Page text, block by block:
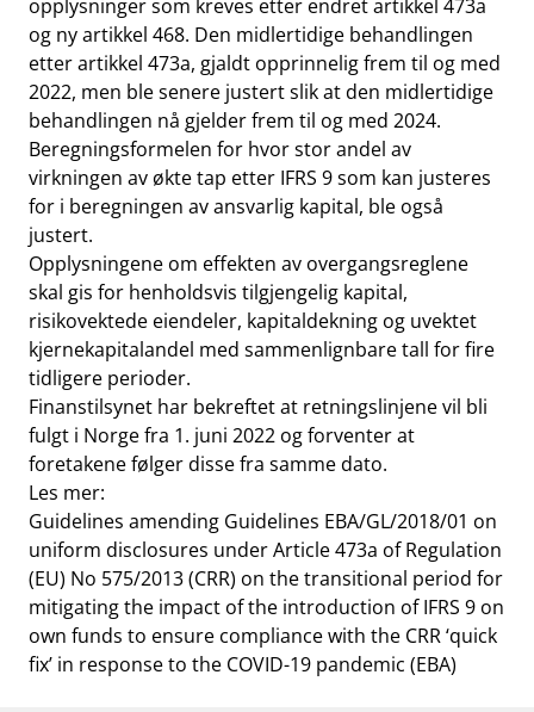
opplysninger som kreves etter endret artikkel 473a
og ny artikkel 468. Den midlertidige behandlingen
etter artikkel 473a, gjaldt opprinnelig frem til og med
2022, men ble senere justert slik at den midlertidige
behandlingen nå gjelder frem til og med 2024.
Beregningsformelen for hvor stor andel av
virkningen av økte tap etter IFRS 9 som kan justeres
for i beregningen av ansvarlig kapital, ble også
justert.
Opplysningene om effekten av overgangsreglene
skal gis for henholdsvis tilgjengelig kapital,
risikovektede eiendeler, kapitaldekning og uvektet
kjernekapitalandel med sammenlignbare tall for fire
tidligere perioder.
Finanstilsynet har bekreftet at retningslinjene vil bli
fulgt i Norge fra 1. juni 2022 og forventer at
foretakene følger disse fra samme dato.
Les mer:
Guidelines amending Guidelines EBA/GL/2018/01 on
uniform disclosures under Article 473a of Regulation
(EU) No 575/2013 (CRR) on the transitional period for
mitigating the impact of the introduction of IFRS 9 on
own funds to ensure compliance with the CRR ‘quick
fix’ in response to the COVID-19 pandemic (EBA)